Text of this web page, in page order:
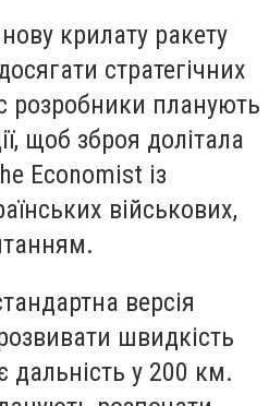
крилату ракету
стратегічних
розробники планують
щоб зброя долітала
Economist із
військових,
версія
швидкість
дальність у 200 км.